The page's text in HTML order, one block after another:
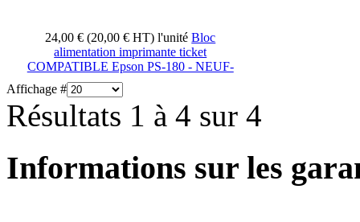
24,00 € (20,00 € HT)l'unité Bloc
alimentation imprimante ticket
COMPATIBLE Epson PS-180 - NEUF-
Affichage #
Résultats 1 à 4 sur 4
Informations sur les